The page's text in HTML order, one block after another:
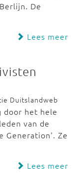
De
Lees meer
Duitslandweb
door het hele
van de
Generation'. Ze
Lees meer